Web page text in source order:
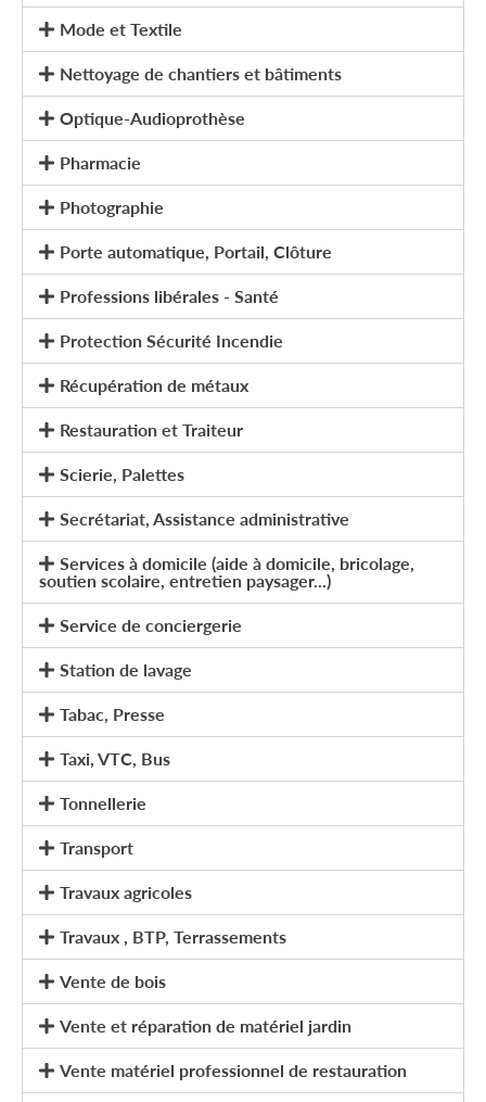
Mode et Textile
Nettoyage de chantiers et bâtiments
Optique-Audioprothèse
Pharmacie
Photographie
Porte automatique, Portail, Clôture
Professions libérales - Santé
Protection Sécurité Incendie
Récupération de métaux
Restauration et Traiteur
Scierie, Palettes
Secrétariat, Assistance administrative
Services à domicile (aide à domicile, bricolage,
soutien scolaire, entretien paysager...)
Service de conciergerie
Station de lavage
Tabac, Presse
Taxi, VTC, Bus
Tonnellerie
Transport
Travaux agricoles
Travaux , BTP, Terrassements
Vente de bois
Vente et réparation de matériel jardin
Vente matériel professionnel de restauration